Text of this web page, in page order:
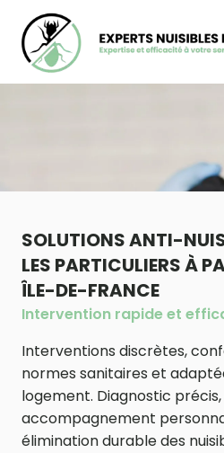
contenu
SOLUTIONS ANTI-
LES PARTICULIERS À
ÎLE-DE-FRANCE
Intervention rapide et
Interventions discrètes,
normes sanitaires et
logement. Diagnostic
accompagnement
élimination durable des